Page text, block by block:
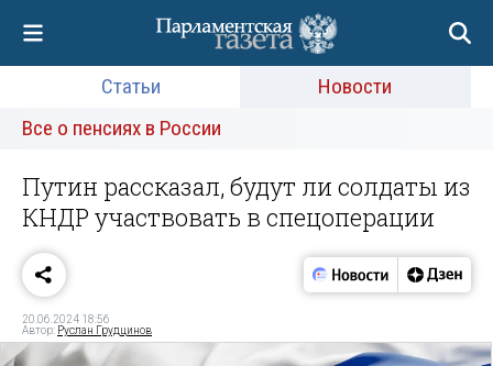
Статьи
Новости
Все о пенсиях в России
Путин рассказал, будут ли солдаты из
КНДР участвовать в спецоперации
20.06.2024 18:56
Автор: Руслан Грудцинов